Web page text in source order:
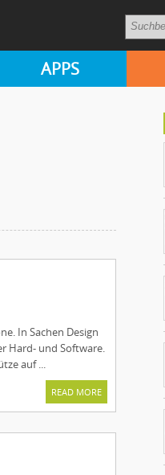
APPS
In Sachen Design
Hard- und Software.
auf ...
READ MORE